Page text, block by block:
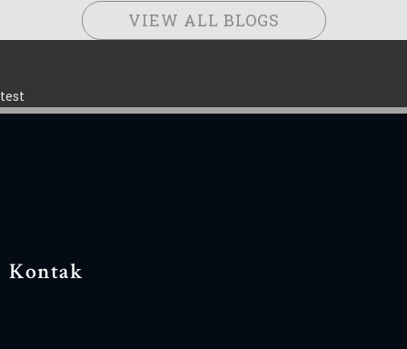
VIEW ALL BLOGS
test
Kontak